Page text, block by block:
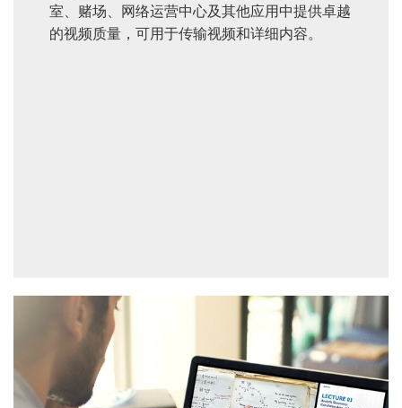
室、赌场、网络运营中心及其他应用中提供卓越
的视频质量，可用于传输视频和详细内容。